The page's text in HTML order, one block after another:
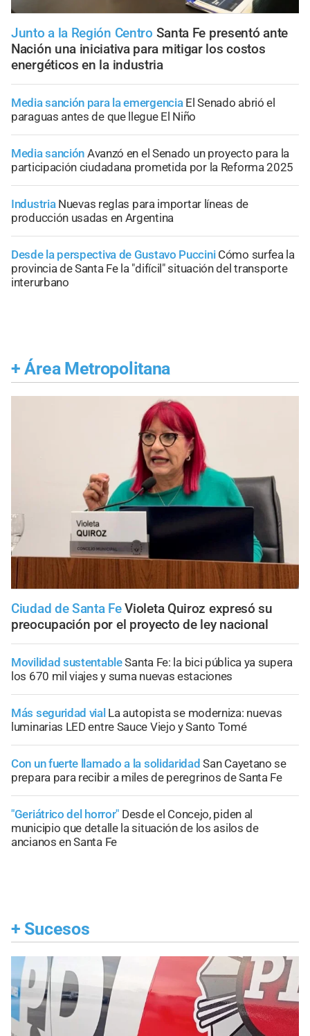
Junto a la Región Centro Santa Fe presentó ante
Nación una iniciativa para mitigar los costos
energéticos en la industria
Media sanción para la emergencia El Senado abrió el
paraguas antes de que llegue El Niño
Media sanción Avanzó en el Senado un proyecto para la
participación ciudadana prometida por la Reforma 2025
Industria Nuevas reglas para importar líneas de
producción usadas en Argentina
Desde la perspectiva de Gustavo Puccini Cómo surfea la
provincia de Santa Fe la "difícil" situación del transporte
interurbano
+ Área Metropolitana
Ciudad de Santa Fe Violeta Quiroz expresó su
preocupación por el proyecto de ley nacional
Movilidad sustentableSanta Fe: la bici pública ya supera
los 670 mil viajes y suma nuevas estaciones
Más seguridad vial La autopista se moderniza: nuevas
luminarias LED entre Sauce Viejo y Santo Tomé
Con un fuerte llamado a la solidaridad San Cayetano se
prepara para recibir a miles de peregrinos de Santa Fe
"Geriátrico del horror" Desde el Concejo, piden al
municipio que detalle la situación de los asilos de
ancianos en Santa Fe
+ Sucesos